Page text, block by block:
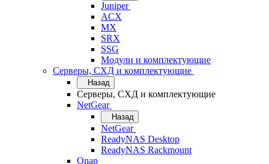
Juniper
ACX
MX
SRX
SSG
Модули и комплектующие
Серверы, СХД и комплектующие
Назад
Серверы, СХД и комплектующие
NetGear
Назад
NetGear
ReadyNAS Desktop
ReadyNAS Rackmount
Qnap